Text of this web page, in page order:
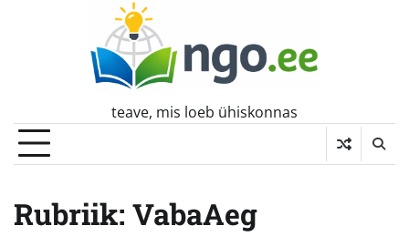
teave, mis loeb ühiskonnas
Rubriik: VabaAeg